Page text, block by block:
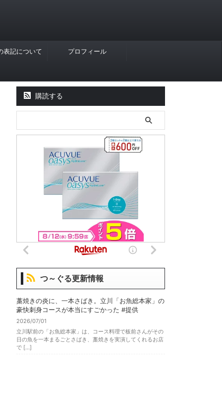
表記について プロフィール
購読する
つ～ぐる更新情報
藁焼きの炎に、一本さばき。立川「お魚総本家」の
豪快刺身コースが本当にすごかった #提供
2026/07/01
立川駅前の「お魚総本家」は、コース料理で板前さんがその
日の魚を一本まるごとさばき、藁焼きを実演してくれるお店
で […]